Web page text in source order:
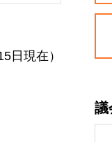
日現在）
議